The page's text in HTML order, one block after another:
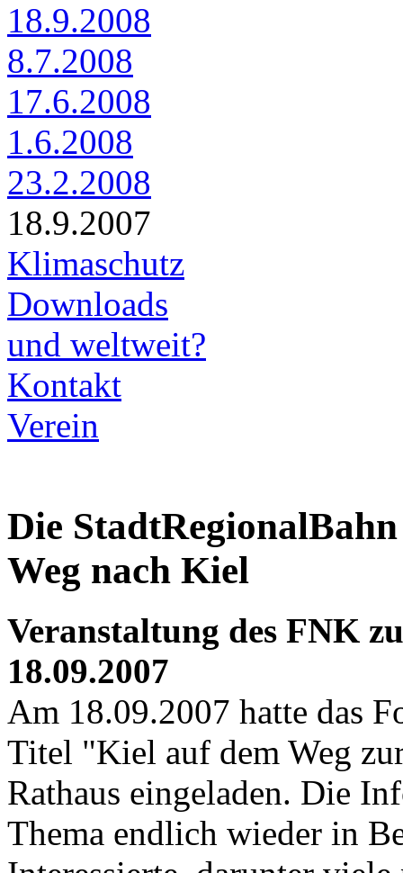
18.9.2008
8.7.2008
17.6.2008
1.6.2008
23.2.2008
18.9.2007
Klimaschutz
Downloads
und weltweit?
Kontakt
Verein
Die
Weg nach Kiel
Veranstaltung des FNK
18.09.2007
Am 18.09.2007 hatte das
Titel "Kiel auf dem Weg
Rathaus eingeladen. Die
Thema endlich wieder in